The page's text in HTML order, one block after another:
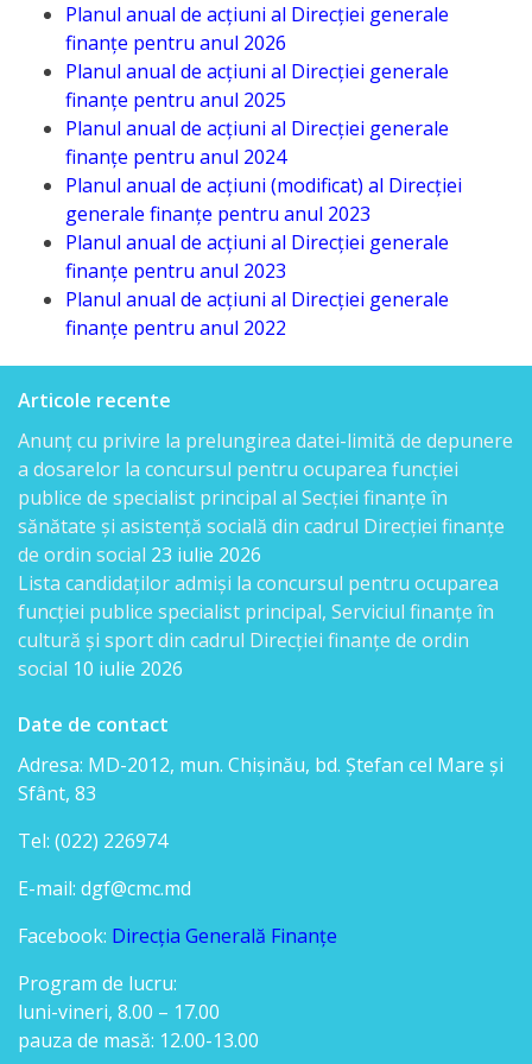
Direcția
finanțe
de
ordin
social
Direcția
datorii
şi
angajamente
financiare
Direcţia
venituri
Direcţia
rapoarte
financiare
Serviciul
resurse
umane
Serviciul
juridic
Secția
managementul
Planul anual de acțiuni al Direcției generale
finanțe pentru anul 2026
Planul anual de acțiuni al Direcției generale
finanțe pentru anul 2025
Planul anual de acțiuni al Direcției generale
finanțe pentru anul 2024
Planul anual de acțiuni (modificat) al Direcției
generale finanțe pentru anul 2023
Planul anual de acțiuni al Direcției generale
finanțe pentru anul 2023
Planul anual de acțiuni al Direcției generale
finanțe pentru anul 2022
Articole recente
Anunț cu privire la prelungirea datei-limită de depunere
a dosarelor la concursul pentru ocuparea funcției
publice de specialist principal al Secției finanțe în
sănătate și asistență socială din cadrul Direcției finanțe
de ordin social 23 iulie 2026
Lista candidaţilor admişi la concursul pentru ocuparea
funcției publice specialist principal, Serviciul finanțe în
cultură și sport din cadrul Direcției finanțe de ordin
social 10 iulie 2026
Date de contact
Adresa: MD-2012, mun. Chişinău, bd. Ştefan cel Mare şi
Sfânt, 83
Tel: (022) 226974
E-mail: dgf@cmc.md
Facebook: Direcția Generală Finanțe
Program de lucru:
luni-vineri, 8.00 – 17.00
pauza de masă: 12.00-13.00